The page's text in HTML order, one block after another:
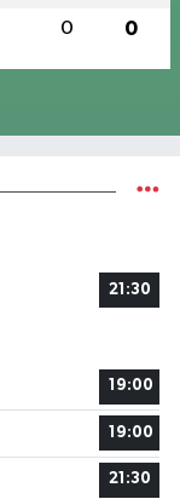
0 0
21:30
19:00
19:00
21:30